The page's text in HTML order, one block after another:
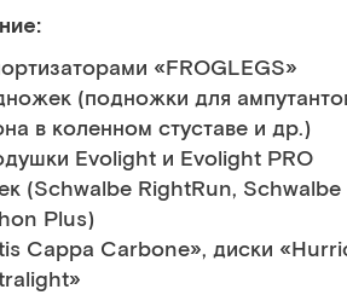
«FROGLEGS»
(подножки для
в коленном стуставе и др.)
Evolight и Evolight PRO
(Schwalbe RightRun,
Plus)
Cappa Carbone», диски